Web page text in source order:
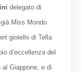
delegato di
Miss Mondo
gioiello di Tella
d’eccellenza del
Giappone, e di